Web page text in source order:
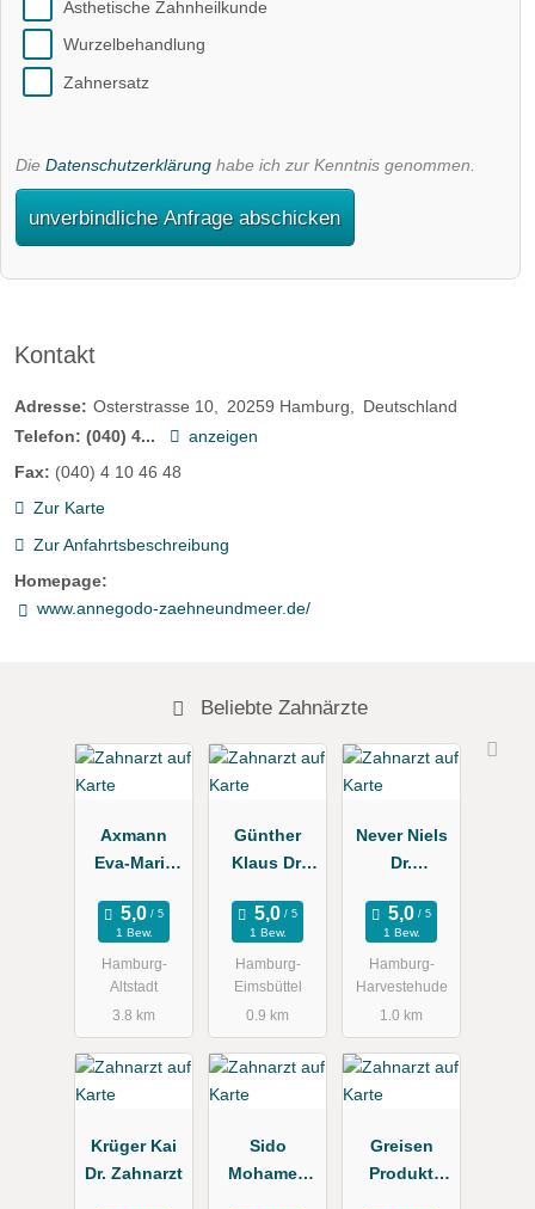
Ästhetische Zahnheilkunde
Wurzelbehandlung
Zahnersatz
Die Datenschutzerklärung habe ich zur Kenntnis genommen.
unverbindliche Anfrage abschicken
Kontakt
Adresse: Osterstrasse 10 20259 Hamburg
Deutschland
Telefon: (040) 4...
anzeigen
Fax: (040) 4 10 46 48
Zur Karte
Zur Anfahrtsbeschreibung
Homepage:
www.annegodo-zaehneundmeer.de/
Beliebte Zahnärzte
Axmann
Eva-Maria
Zahnärztin
1 Bew.
Hamburg-
Altstadt
3.8 km
Günther
Klaus Dr.
xis
1 Bew.
Hamburg-
Eimsbüttel
0.9 km
Never Niels
Dr.
xis
1 Bew.
Hamburg-
Harvestehude
1.0 km
Krüger Kai
Dr. Zahnarzt
Sido
Mohamed
Greisen
Produkt